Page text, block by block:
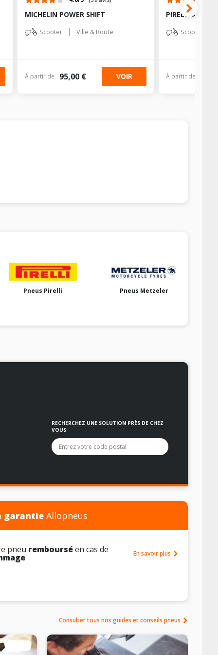
MICHELIN POWER SHIFT
Scooter | Ville & Route
À partir de 95,00 € VOIR
PIRELLI ANGEL
Scooter
À partir de
Pneus Pirelli Pneus Metzeler
RECHERCHEZ UNE SOLUTION PRÈS DE CHEZ
VOUS
La liste des options sous le champ de recherche sera
garantieAllopneus
pneu rembourséen cas de En savoir plus
Consulter tous nos guides et conseils pneus